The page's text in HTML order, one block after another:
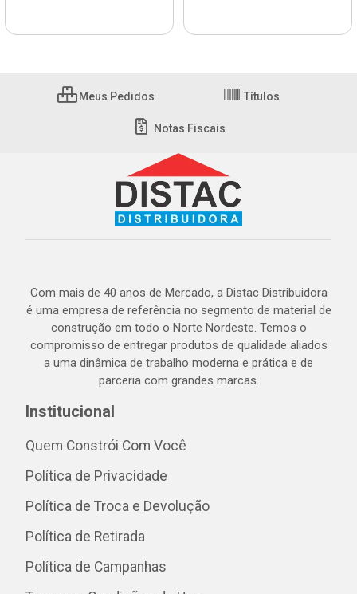
Meus Pedidos Títulos
Notas Fiscais
Com mais de 40 anos de Mercado, a Distac Distribuidora
é uma empresa de referência no segmento de material de
construção em todo o Norte Nordeste. Temos o
compromisso de entregar produtos de qualidade aliados
a uma dinâmica de trabalho moderna e prática e de
parceria com grandes marcas.
Institucional
Quem Constrói Com Você
Política de Privacidade
Política de Troca e Devolução
Política de Retirada
Política de Campanhas